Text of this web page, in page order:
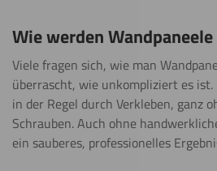
Wie werden
Viele fragen sich, wie man
überrascht, wie unkompliziert es
in der Regel durch Verkleben, ganz
Schrauben. Auch ohne
ein sauberes, professionelles